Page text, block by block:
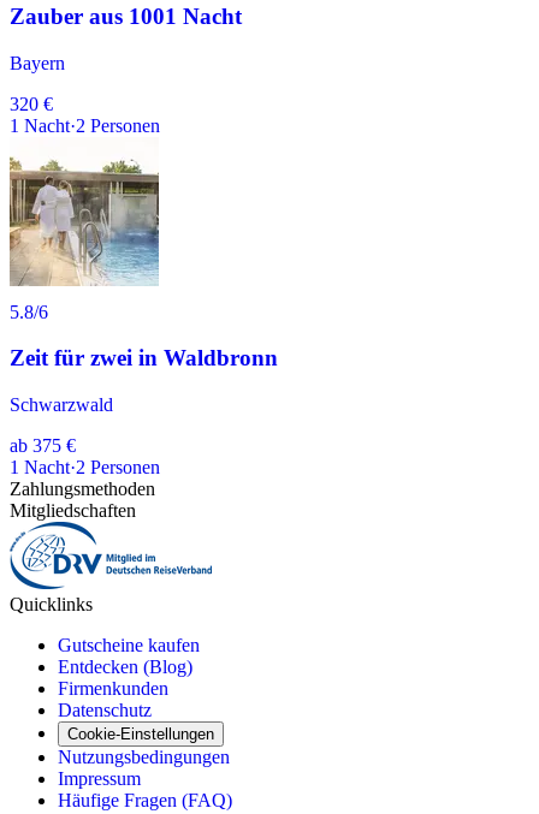
Zauber aus 1001 Nacht
Bayern
320 €
1 Nacht·2 Personen
5.8/6
Zeit für zwei in Waldbronn
Schwarzwald
ab 375 €
1 Nacht·2 Personen
Zahlungsmethoden
Mitgliedschaften
Quicklinks
Gutscheine kaufen
Entdecken (Blog)
Firmenkunden
Datenschutz
Cookie-Einstellungen
Nutzungsbedingungen
Impressum
Häufige Fragen (FAQ)